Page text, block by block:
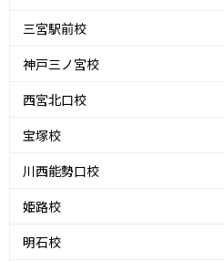
三宮駅前校
神戸三ノ宮校
西宮北口校
宝塚校
川西能勢口校
姫路校
明石校